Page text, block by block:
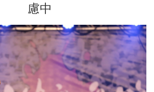
慮中